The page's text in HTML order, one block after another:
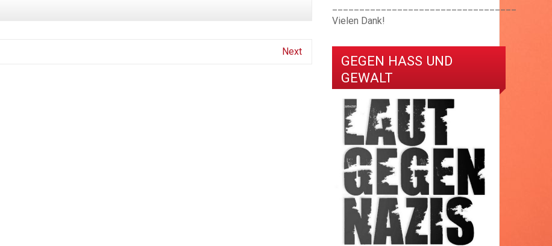
Next
Vielen Dank!
GEGEN HASS UND
GEWALT